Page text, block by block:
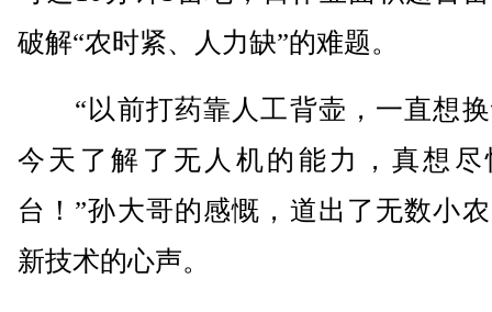
破解“农时紧、人力缺”的难题。
“以前打药靠人工背壶，一直想换
今天了解了无人机的能力，真想尽
台！”孙大哥的感慨，道出了无数小
新技术的心声。